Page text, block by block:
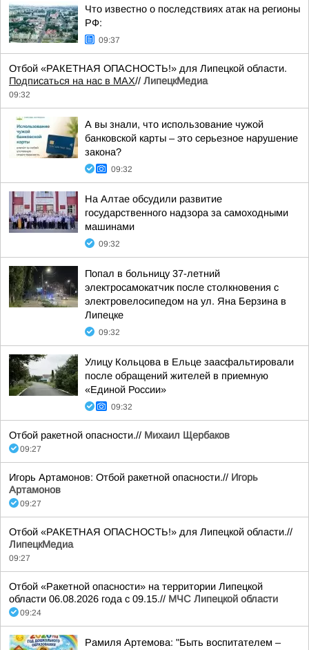
Что известно о последствиях атак на регионы
РФ:
09:37
Отбой «РАКЕТНАЯ ОПАСНОСТЬ!» для Липецкой области.
Подписаться на нас в МАХ// ЛипецкМедиа
09:32
А вы знали, что использование чужой
банковской карты – это серьезное нарушение
закона?
09:32
На Алтае обсудили развитие
государственного надзора за самоходными
машинами
09:32
Попал в больницу 37-летний
электросамокатчик после столкновения с
электровелосипедом на ул. Яна Берзина в
Липецке
09:32
Улицу Кольцова в Ельце заасфальтировали
после обращений жителей в приемную
«Единой России»
09:32
Отбой ракетной опасности.// Михаил Щербаков
09:27
Игорь Артамонов: Отбой ракетной опасности.// Игорь
Артамонов
09:27
Отбой «РАКЕТНАЯ ОПАСНОСТЬ!» для Липецкой области.//
ЛипецкМедиа
09:27
Отбой «Ракетной опасности» на территории Липецкой
области 06.08.2026 года с 09.15.// МЧС Липецкой области
09:24
Рамиля Артемова: "Быть воспитателем –